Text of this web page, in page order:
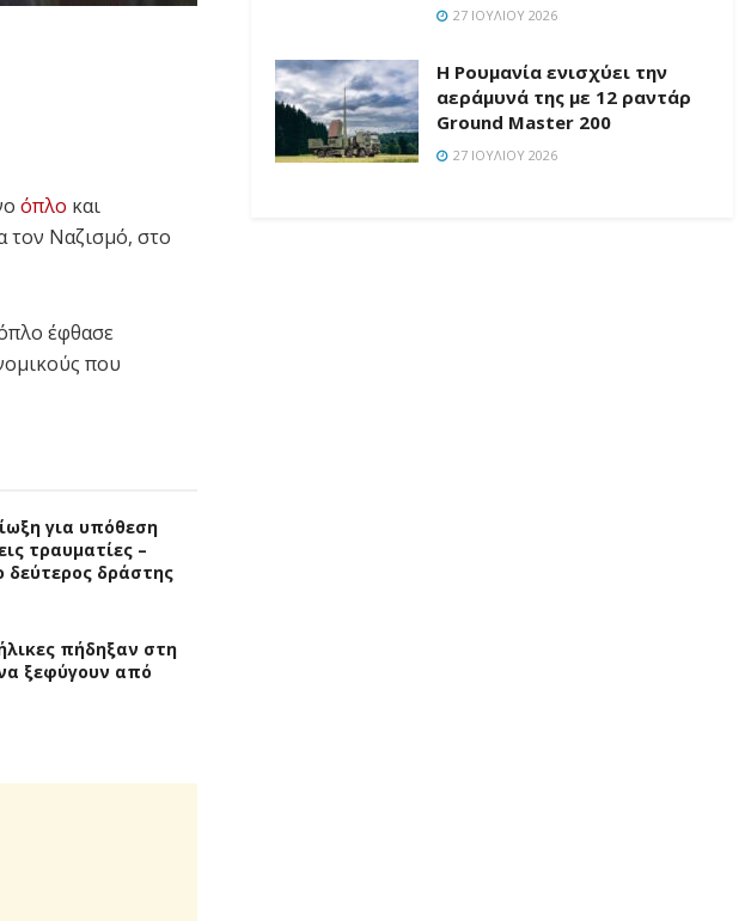
όπλο και
τον Ναζισμό, στο
έφθασε
που
για υπόθεση
τραυματίες –
δεύτερος δράστης
πήδηξαν στη
ξεφύγουν από
27 ΙΟΥΛΊΟΥ 2026
Η Ρουμανία ενισχύει την
αεράμυνά της με 12 ραντάρ
Ground Master 200
27 ΙΟΥΛΊΟΥ 2026